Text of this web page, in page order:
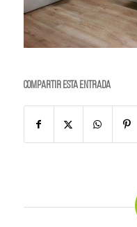
Compartir esta entrada